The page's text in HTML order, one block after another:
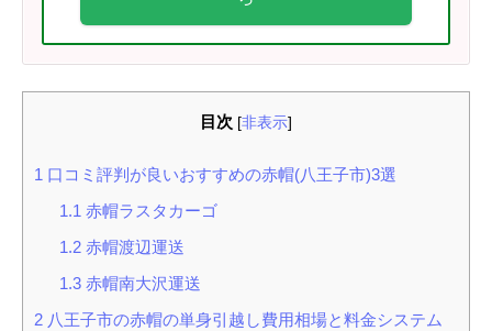
目次 [非表示]
1 口コミ評判が良いおすすめの赤帽(八王子市)3選
1.1 赤帽ラスタカーゴ
1.2赤帽渡辺運送
1.3赤帽南大沢運送
2 八王子市の赤帽の単身引越し費用相場と料金システム